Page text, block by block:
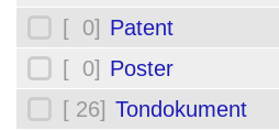
[ 0] Patent
[ 0] Poster
[ 26] Tondokument